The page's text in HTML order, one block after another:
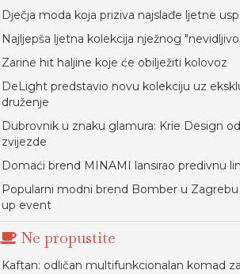
Dječja moda koja priziva najslađe ljetne
Najljepša ljetna kolekcija nježnog
Zarine hit haljine koje će obilježiti kolovoz
DeLight predstavio novu kolekciju uz
druženje
Dubrovnik u znaku glamura: Krie Design
zvijezde
Domaći brend MINAMI lansirao predivnu
Popularni modni brend Bomber u
up event
Ne propustite
Kaftan: odličan multifunkcionalan komad